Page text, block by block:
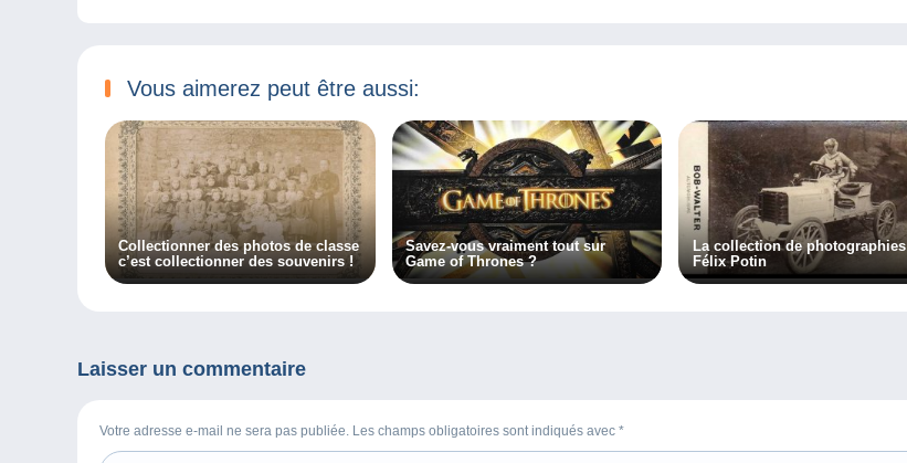
Vous aimerez peut être aussi:
Collectionner des photos de classe
c’est collectionner des souvenirs !
Savez-vous vraiment tout sur
Game of Thrones ?
La collection de photographies
Félix Potin
Laisser un commentaire
Votre adresse e-mail ne sera pas publiée. Les champs obligatoires sont indiqués avec *